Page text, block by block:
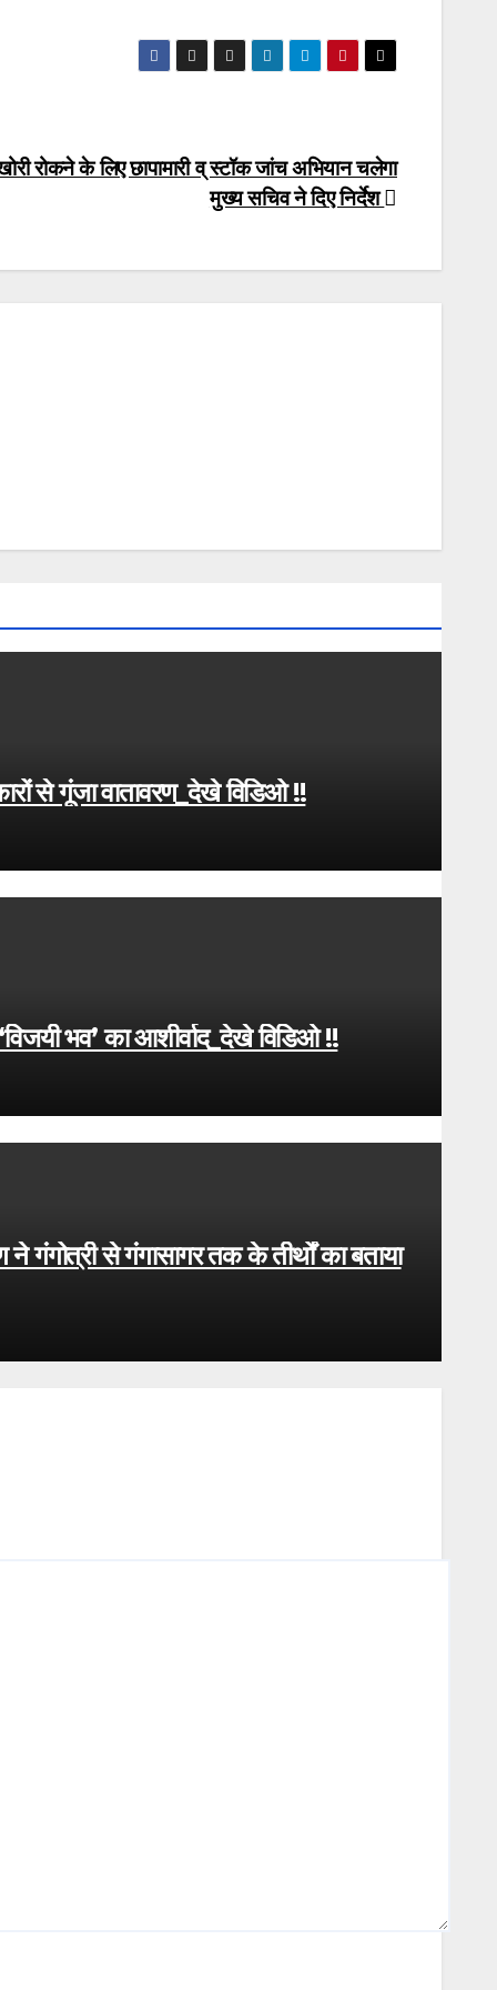
रोकने के लिए छापामारी व् स्टॉक जांच अभियान चलेगा
मुख्य सचिव ने दिए निर्देश
से गूंजा वातावरण_देखे विडिओ !!
भव’ का आशीर्वाद_देखे विडिओ !!
गंगोत्री से गंगासागर तक के तीर्थों का बताया